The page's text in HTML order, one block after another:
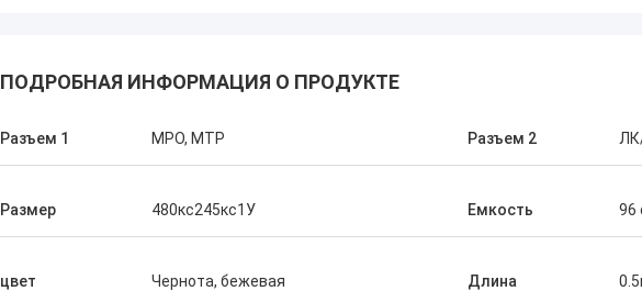
ПОДРОБНАЯ ИНФОРМАЦИЯ О ПРОДУКТЕ
Разъем 1 MPO, MTP Разъем 2
Размер 480кс245кс1У Емкость 96
цвет Чернота, бежевая Длина